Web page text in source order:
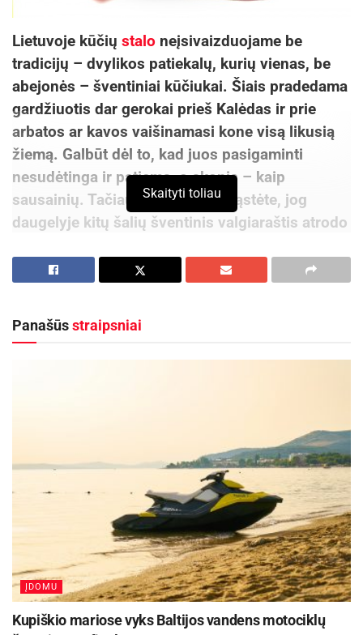
Lietuvoje kūčių stalo neįsivaizduojame be
tradicijų – dvylikos patiekalų, kurių vienas, be
abejonės – šventiniai kūčiukai. Šiais pradedama
gardžiuotis dar gerokai prieš Kalėdas ir prie
arbatos ar kavos vaišinamasi kone visą likusią
žiemą. Galbūt dėl to, kad juos pasigaminti
nesudėtinga ir patiems, o skonis – kaip
sausainių. Tačiau ar kada susimąstėte, jog
daugelyje kitų šalių šventinis valgiaraštis atrodo
šventinio stalo svetur? Štai įdomiausi desertai iš
tiesiog neįsivaizduojamas. Šis panašios į želė
konsistencijos saldumynas – švelnaus
karamelės bei pieno skonio. Juo itin tinka
gardžiuotis su puodeliu stiprios, saldžios kavos.
Net jeigu į Meksiką vykti neplanuojate, želė
desertą galite pavadintiflanir pristatyti jo
atsiradimo istoriją.
Aktualios naujienos
Skaityti toliau
Panašūsstraipsniai
ĮDOMU
Kupiškio mariose vyks Baltijos vandens motociklų